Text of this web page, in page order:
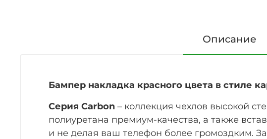
Описание
Бампер накладка красного цвета в стиле
Серия Carbon – коллекция чехлов высокой
полиуретана премиум-качества, а также
и не делая ваш телефон более громоздким.